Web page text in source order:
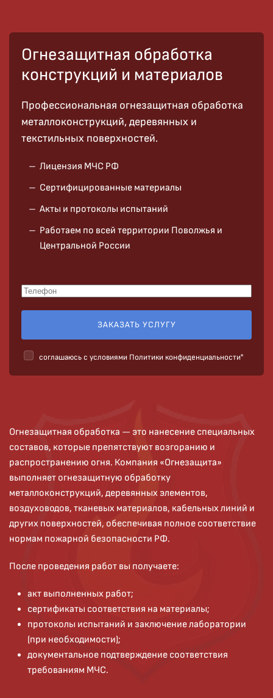
Огнезащитная обработка
конструкций и материалов
Профессиональная огнезащитная обработка
металлоконструкций, деревянных и
текстильных поверхностей.
Лицензия МЧС РФ
Сертифицированные материалы
Акты и протоколы испытаний
Работаем по всей территории Поволжья и
Центральной России
ЗАКАЗАТЬ УСЛУГУ
cоглашаюсь с условиями Политики конфиденциальности"
Огнезащитная обработка — это нанесение специальных
составов, которые препятствуют возгоранию и
распространению огня. Компания «Огнезащита»
выполняет огнезащитную обработку
металлоконструкций, деревянных элементов,
воздуховодов, тканевых материалов, кабельных линий и
других поверхностей, обеспечивая полное соответствие
нормам пожарной безопасности РФ.
После проведения работ вы получаете:
акт выполненных работ;
сертификаты соответствия на материалы;
протоколы испытаний и заключение лаборатории
(при необходимости);
документальное подтверждение соответствия
требованиям МЧС.